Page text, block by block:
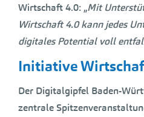
Wirtschaft 4.0: „Mit
Wirtschaft 4.0 kann jedes
digitales Potential voll
Initiative
Der Digitalgipfel Baden-
zentrale